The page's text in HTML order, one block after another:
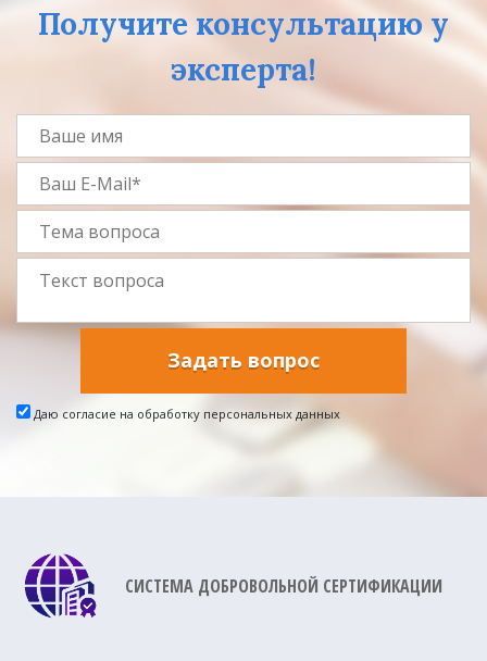
Получите консультацию у
эксперта!
Задать вопрос
Даю согласие на обработку персональных данных
СИСТЕМА ДОБРОВОЛЬНОЙ СЕРТИФИКАЦИИ